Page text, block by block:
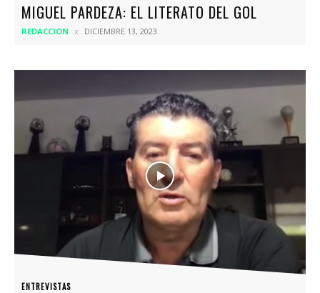
MIGUEL PARDEZA: EL LITERATO DEL GOL
REDACCION DICIEMBRE 13, 2023
ENTREVISTAS